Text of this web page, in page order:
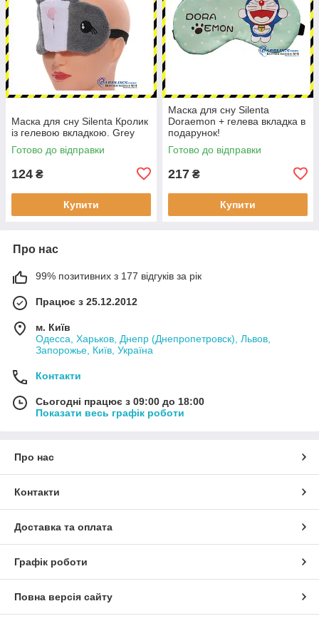
Маска для сну Silenta Кролик
із гелевою вкладкою. Grey
Готово до відправки
124 ₴
Купити
Маска для сну Silenta
Doraemon + гелева вкладка в
подарунок!
Готово до відправки
217 ₴
Купити
Про нас
99% позитивних з 177 відгуків за рік
Працює з 25.12.2012
м. Київ
Одесса, Харьков, Днепр (Днепропетровск), Львов,
Запорожье, Київ, Україна
Контакти
Сьогодні працює з 09:00 до 18:00
Показати весь графік роботи
Про нас
Контакти
Доставка та оплата
Графік роботи
Повна версія сайту